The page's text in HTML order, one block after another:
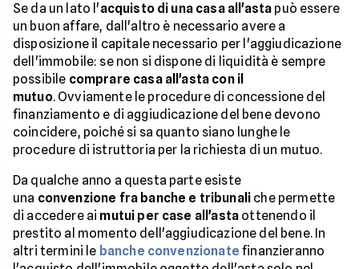
Se da un lato l'acquisto di una casa all'asta può essere
un buon affare, dall'altro è necessario avere a
disposizione il capitale necessario per l'aggiudicazione
dell'immobile: se non si dispone di liquidità è sempre
possibile comprare casa all'asta con il
mutuo. Ovviamente le procedure di concessione del
finanziamento e di aggiudicazione del bene devono
coincidere, poiché si sa quanto siano lunghe le
procedure di istruttoria per la richiesta di un mutuo.
Da qualche anno a questa parte esiste
una convenzione fra banche e tribunali che permette
di accedere ai mutui per case all'asta ottenendo il
prestito al momento dell'aggiudicazione del bene. In
altri termini le banche convenzionate finanzieranno